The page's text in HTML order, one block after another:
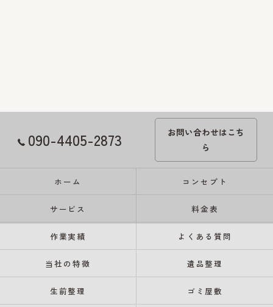
090-4405-2873
お問い合わせはこち
ら
ホーム コンセプト
サービス 料金表
作業実績 よくある質問
当社の特徴 遺品整理
生前整理 ゴミ屋敷